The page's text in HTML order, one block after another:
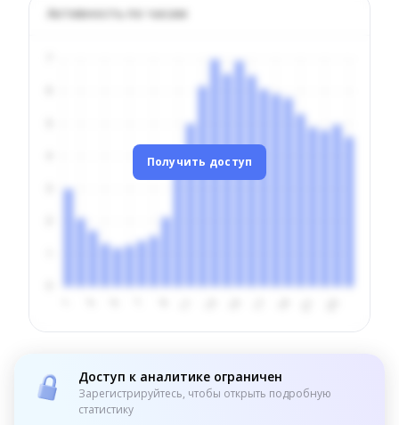
Активность по часам
Получить доступ
Доступ к аналитике ограничен
Зарегистрируйтесь, чтобы открыть подробную
статистику